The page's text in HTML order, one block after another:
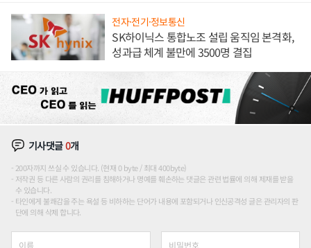
전자·전기·정보통신
SK하이닉스 통합노조 설립 움직임 본격화,
성과급 체계 불만에 3500명 결집
기사댓글0개
200자까지 쓰실 수 있습니다. (현재 0 byte / 최대 400byte)
저작권 등 다른 사람의 권리를 침해하거나 명예를 훼손하는 댓글은 관련 법률에 의해 제재를 받을
수 있습니다.
타인에게 불쾌감을 주는 욕설 등 비하하는 단어가 내용에 포함되거나 인신공격성 글은 관리자의 판
단에 의해 삭제 합니다.